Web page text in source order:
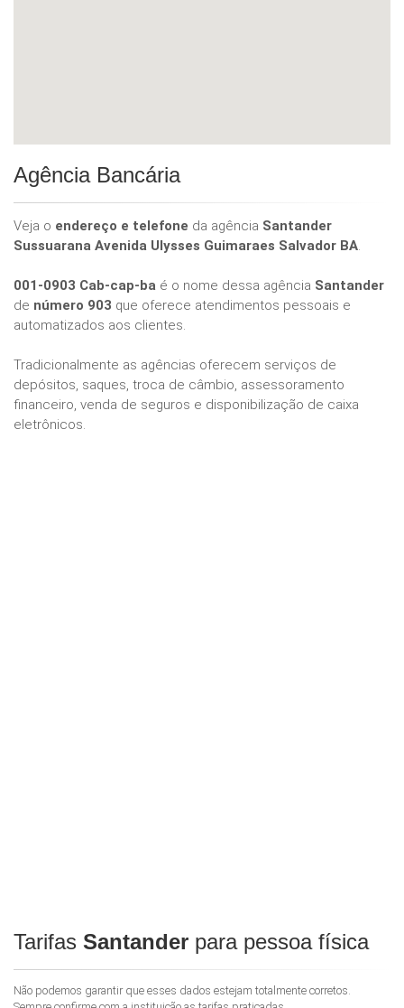
Agência Bancária
Veja o endereço e telefone da agência Santander
Sussuarana Avenida Ulysses Guimaraes Salvador BA.
001-0903 Cab-cap-ba é o nome dessa agência Santander
de número 903 que oferece atendimentos pessoais e
automatizados aos clientes.
Tradicionalmente as agências oferecem serviços de
depósitos, saques, troca de câmbio, assessoramento
financeiro, venda de seguros e disponibilização de caixa
eletrônicos.
Tarifas Santander para pessoa física
Não podemos garantir que esses dados estejam totalmente corretos.